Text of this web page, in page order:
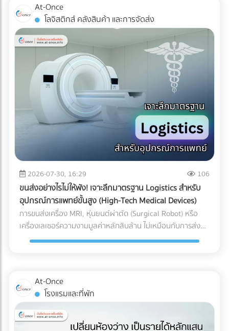
Supply Chain นวัตกรรมเปลี่ยนเกม: Solar Hybrid +
Industrial ESS ทำงานอย่างไร? ระบบนี้คือการรวมร่างกัน
ระหว่าง แผงโซลาร์เซลล์ (ผลิตไฟ) + อินเวอร์เตอร์แบบไฮบริด
(สลับแหล่งจ่ายไฟ) + แบตเตอรี่อุตสาหกรรม (กักเก็บไฟ) เมื่อมี
ระบบ Industrial ESS เข้ามา โรงงานของคุณจะเสมือนมี UPS
(เครื่องสำรองไฟ) ขนาดยักษ์คอยคุ้มกัน โดยระบบจะทำงานแบบไร้
รอยต่อ (Seamless Transition) เมื่อไฟจากการไฟฟ้าดับหรือ
กระชาก ระบบจะสลับไปดึงกระแสไฟจากแบตเตอรี่มาจ่ายให้
เครื่องจักรสำคัญ (Critical Loads) ทันทีในระดับเสี้ยววินาที ทำให้
สายการผลิตเดินหน้าต่อไปได้โดยที่เครื่องจักรไม่สะดุด ทำไมปี
2026 ถึงเป็น "จังหวะทอง" ในการลงทุนระบบ ESS? หากย้อน
กลับไปช่วงปี 2021-2022 แบตเตอรี่อุตสาหกรรมยังมีราคาสูงลิ่ว
จนหลายโรงงานถอดใจ แต่ในยุค 2026 เกมได้เปลี่ยนไปแล้วด้วย
ปัจจัยเหล่านี้: ราคาแบตเตอรี่ LFP ลดลงอย่างมีนัยสำคัญ:
เทคโนโลยีแบตเตอรี่ Lithium Iron Phosphate (LiFePO4)
สำหรับอุตสาหกรรม มีการผลิตในสเกลที่ใหญ่ขึ้นมาก ทำให้ราคา
ต่อกิโลวัตต์-ชั่วโมง (kWh) ถูกลงกว่าอดีตเกือบ 40% แถมยังมี
ความปลอดภัยสูง ไม่ติดไฟง่าย และอายุการใช้งานยาวนานกว่า
10,000 ไซเคิล (อ้างอิงจากรายงาน Bloomberg) ระบบ Peak
Shaving หั่นค่าไฟ TOU แบบอัจฉริยะ: โรงงานส่วนใหญ่ใช้ค่าไฟ
ในช่วงเวลานี้ เพื่อกดกราฟการใช้ไฟ (Peak Demand) ลง ช่วย
ลดค่า Demand Charge ในบิลค่าไฟได้อย่างมหาศาล ปลดล็อก
ข้อจำกัดทางกฎหมายและภาษี: ภาครัฐและ BOI มีการสนับสนุน
สิทธิประโยชน์ทางภาษีที่ชัดเจนขึ้น สำหรับการลงทุนด้านพลังงาน
สะอาดและการจัดการพลังงาน ทำให้ระยะเวลาคืนทุนสั้นลง
เทคโนโลยี Web-AR (Web-based Augmented Reality) Web-
AR: สัมผัสประสบการณ์ 3D โดยไม่ต้องโหลดแอปฯ ข้อเสียของ
การทำ AR ในอดีตคือลูกค้าต้องเสียเวลาดาวน์โหลด
แอปพลิเคชัน (App-based AR) ซึ่งสร้างความรำคาญใจ แต่
Web-AR ทลายข้อจำกัดนั้นทิ้งไป เพียงแค่ลูกค้าใช้กล้องสมาร์ต
โฟนสแกน QR Code บนโบรชัวร์ โมเดล 3D ของเครื่องจักรของ
คุณก็สามารถลอยขึ้นมาบนโต๊ะประชุมของพวกเขาได้ทันที! ทำไม
ธุรกิจ B2B ถึงควรใช้ Web-AR ในสื่อสิ่งพิมพ์? ย่อของใหญ่ ให้มา
อยู่บนโต๊ะประชุม: คุณไม่สามารถพกเครื่องจักรหนัก 2 ตันไปเสนอ
ขายลูกค้าได้ แต่ Web-AR ช่วยให้ลูกค้าซูมดูรายละเอียด รวมถึง
กลไกภายใน และหมุนดูสินค้าได้ 360 องศาผ่านมือถือหรือ Tablet
เปลี่ยนสิ่งพิมพ์ให้วัดผลได้ (Measurable ROI): โบรชัวร์ปกติเรา
ไม่รู้เลยว่าลูกค้าอ่านหน้าไหน แต่ Web-AR สามารถเก็บ Data ได้
ว่าลูกค้าสแกน QR Code จากพื้นที่ไหน สแกนกี่ครั้ง และใช้เวลาดู
โมเดล 3D นานเท่าไร สร้าง Wow Experience ทันที: ผู้บริหาร
B2B มีเวลาจำกัด การทำให้พวกเขา "ว้าว" ตั้งแต่ 10 วินาทีแรกที่
เห็นสินค้า ช่วยเพิ่มโอกาสในการขอเข้าพบ (Pitching) ได้มหาศาล
การลงทุนทำ Web-AR บนแคตตาล็อกสินค้าเพียงครั้งเดียว
สามารถนำไปใช้งานซ้ำได้ทั้งในงานอีเวนต์ (Exhibition) และการ
ส่ง Direct Mail ไปหาลูกค้าระดับ VIP พร้อมที่จะฉีกกฎการทำสื่อ
Marketing Agency และผู้เชี่ยวชาญด้านการพัฒนา Web-AR
และ 3D Model ที่พร้อมเปลี่ยนโบรชัวร์ของคุณให้กลายเป็น
พนักงานขายมือทอง ค้นหาพาร์ทเนอร์ที่ใช่ได้เลยวันนี้! ที่นี่!
At-Once
โลจิสติกส์ คลังสินค้า และการจัดส่ง
2026-07-30, 16:29 106
ขนส่งอย่างไรไม่ให้พัง! เจาะลึกมาตรฐาน Logistics สำหรับ
อุปกรณ์การแพทย์ขั้นสูง (High-Tech Medical Devices)
การขนส่งเครื่อง MRI, หุ่นยนต์ผ่าตัด (Surgical Robot) หรือ
เครื่องเลเซอร์ความงามมูลค่าหลักสิบล้าน ไม่เหมือนกับการส่ง
พัสดุทั่วไป เพราะความเสียหายของเครื่องมือแพทย์ขั้นสูงเหล่านี้
มิลลิเมตรเดียวส่งผลโดยตรงต่อการวินิจฉัยโรคและชีวิตของผู้
ป่วย หากเกิดความเสียหายระหว่างขนส่ง นอกจากประกันสินค้า
อาจขาดแล้ว ความน่าเชื่อถือขององค์กรก็จะลดลงทันที บทความ
นี้จะพาคุณไปเจาะลึกความเสี่ยง และมาตรฐาน Logistics ที่ธุรกิจ
At-Once
โรงแรมและที่พัก